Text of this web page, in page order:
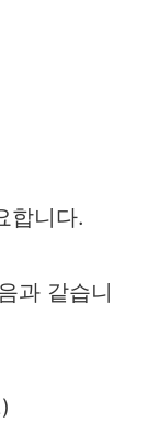
합니다.
과 같습니